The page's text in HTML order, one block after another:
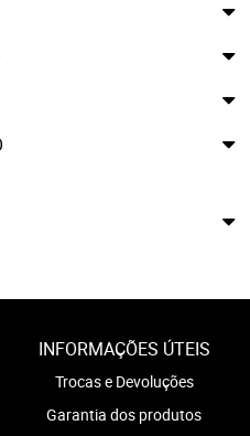
INFORMAÇÕES ÚTEIS
Trocas e Devoluções
Garantia dos produtos